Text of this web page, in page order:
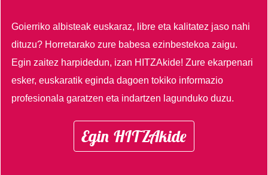
Goierriko albisteak euskaraz, libre eta kalitatez jaso nahi
dituzu? Horretarako zure babesa ezinbestekoa zaigu.
Egin zaitez harpidedun, izan HITZAkide!Zure ekarpenari
esker, euskaratik eginda dagoen tokiko informazio
profesionala garatzen eta indartzen lagunduko duzu.
Egin HITZAkide